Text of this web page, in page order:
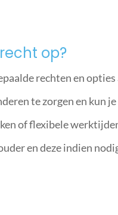
op?
rechten en
te zorgen en kun
of flexibele
en deze indien